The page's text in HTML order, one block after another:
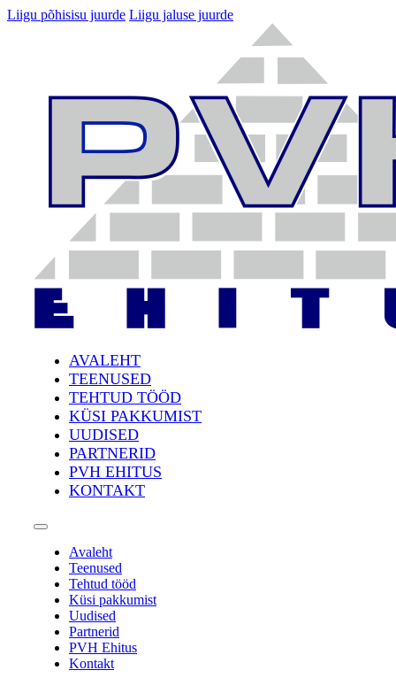
Liigu põhisisu juurde Liigu jaluse juurde
AVALEHT
TEENUSED
TEHTUD TÖÖD
KÜSI PAKKUMIST
UUDISED
PARTNERID
PVH EHITUS
KONTAKT
Avaleht
Teenused
Tehtud tööd
Küsi pakkumist
Uudised
Partnerid
PVH Ehitus
Kontakt